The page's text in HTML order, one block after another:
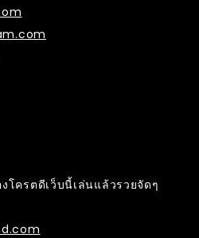
โครตดีเว็บนี้เล่นแล้วรวยจัดๆ